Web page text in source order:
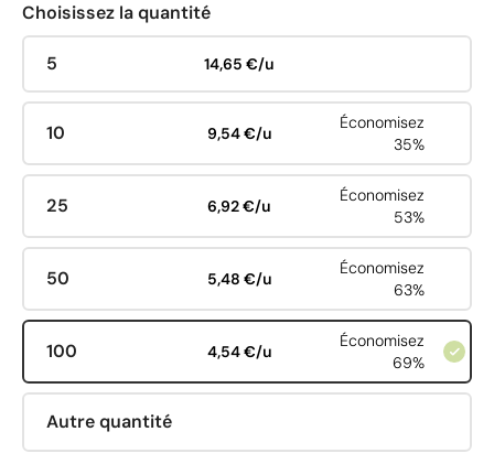
Choisissez la quantité
5 14,65 €/u
10 9,54 €/u
Économisez
35%
25 6,92 €/u
Économisez
53%
50 5,48 €/u
Économisez
63%
100 4,54 €/u
Économisez
69%
Autre quantité